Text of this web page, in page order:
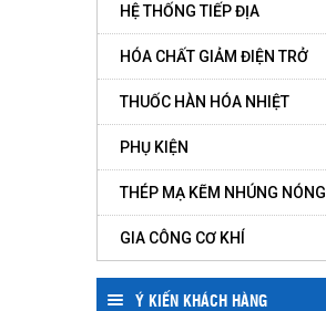
HỆ THỐNG TIẾP ĐỊA
HÓA CHẤT GIẢM ĐIỆN TRỞ
THUỐC HÀN HÓA NHIỆT
PHỤ KIỆN
THÉP MẠ KẼM NHÚNG NÓNG
GIA CÔNG CƠ KHÍ
Ý KIẾN KHÁCH HÀNG